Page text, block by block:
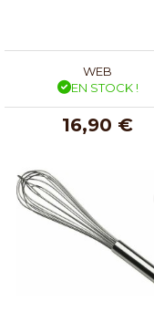
WEB
EN STOCK !
16,90 €